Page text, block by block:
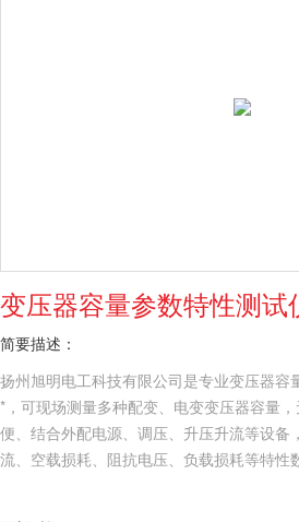
变压器容量参数特性测试
简要描述：
扬州旭明电工科技有限公司是专业变压器容
*，可现场测量多种配变、电变变压器容量
便、结合外配电源、调压、升压升流等设备
流、空载损耗、阻抗电压、负载损耗等特性